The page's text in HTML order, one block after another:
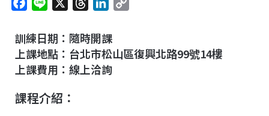
c
e
b
o
n
e
r
e
a
n
k
e
y
訓練日期：隨時開課
上課地點：台北市松山區復興北路99號14樓
上課費用：線上洽詢
課程介紹：